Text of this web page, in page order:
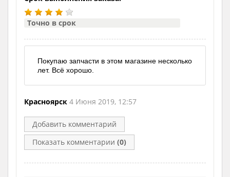
Точно в срок
Покупаю запчасти в этом магазине несколько
лет. Всё хорошо.
Красноярск 4 Июня 2019, 12:57
Добавить комментарий
Показать комментарии (0)